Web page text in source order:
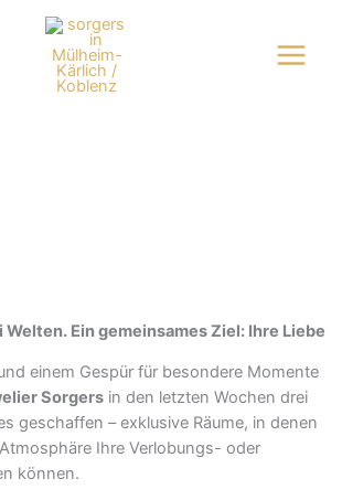
bei Juwelier sorgers
Welten. Ein gemeinsames Ziel: Ihre Liebe
einem Gespür für besondere Momente
Sorgers in den letzten Wochen drei
geschaffen – exklusive Räume, in denen
Ihre Verlobungs- oder
können.